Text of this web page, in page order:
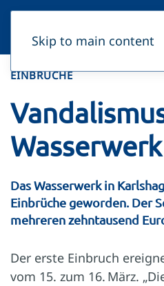
Skip to main content
EINBRÜCHE
Wasserwerk
Das Wasserwerk in
Einbrüche geworden. Der
mehreren zehntausend
Der erste Einbruch
vom 15. zum 16. März.